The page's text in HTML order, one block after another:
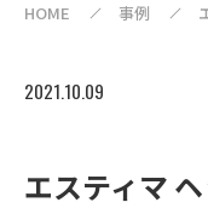
HOME 事例
2021.10.09
エスティマ